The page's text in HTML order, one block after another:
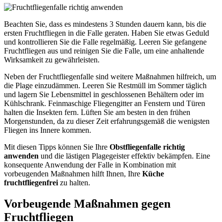
Beachten Sie, dass es mindestens 3 Stunden dauern kann, bis die
ersten Fruchtfliegen in die Falle geraten. Haben Sie etwas Geduld
und kontrollieren Sie die Falle regelmäßig. Leeren Sie gefangene
Fruchtfliegen aus und reinigen Sie die Falle, um eine anhaltende
Wirksamkeit zu gewährleisten.
Neben der Fruchtfliegenfalle sind weitere Maßnahmen hilfreich, um
die Plage einzudämmen. Leeren Sie Restmüll im Sommer täglich
und lagern Sie Lebensmittel in geschlossenen Behältern oder im
Kühlschrank. Feinmaschige Fliegengitter an Fenstern und Türen
halten die Insekten fern. Lüften Sie am besten in den frühen
Morgenstunden, da zu dieser Zeit erfahrungsgemäß die wenigsten
Fliegen ins Innere kommen.
Mit diesen Tipps können Sie Ihre Obstfliegenfalle richtig
anwenden und die lästigen Plagegeister effektiv bekämpfen. Eine
konsequente Anwendung der Falle in Kombination mit
vorbeugenden Maßnahmen hilft Ihnen, Ihre Küche
fruchtfliegenfrei zu halten.
Vorbeugende Maßnahmen gegen
Fruchtfliegen